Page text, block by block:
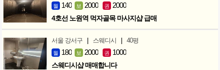
월 140 보 2000 권 2000
4호선 노원역 먹자골목 마사지샵 급매
서울 강서구 | 스웨디시 | 40평
월 180 보 2000 권 1000
스웨디시샵 매매합니다